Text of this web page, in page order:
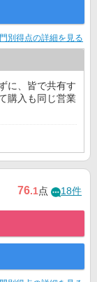
別得点の詳細を見る
に、皆で共有す
購入も同じ営業
76.1点 18件